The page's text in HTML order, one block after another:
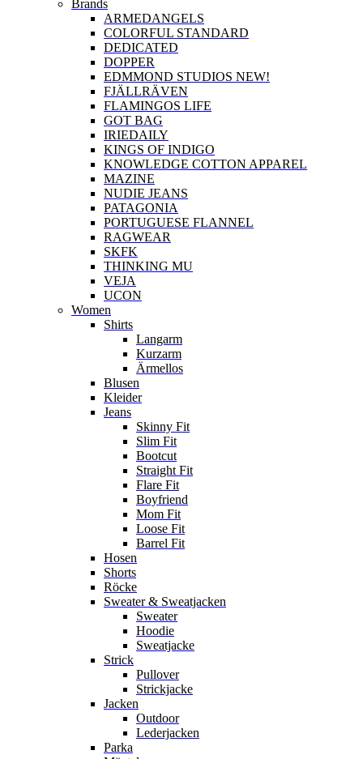
Brands
ARMEDANGELS
COLORFUL STANDARD
DEDICATED
DOPPER
EDMMOND STUDIOS NEW!
FJÄLLRÄVEN
FLAMINGOS LIFE
GOT BAG
IRIEDAILY
KINGS OF INDIGO
KNOWLEDGE COTTON APPAREL
MAZINE
NUDIE JEANS
PATAGONIA
PORTUGUESE FLANNEL
RAGWEAR
SKFK
THINKING MU
VEJA
UCON
Women
Shirts
Langarm
Kurzarm
Ärmellos
Blusen
Kleider
Jeans
Skinny Fit
Slim Fit
Bootcut
Straight Fit
Flare Fit
Boyfriend
Mom Fit
Loose Fit
Barrel Fit
Hosen
Shorts
Röcke
Sweater & Sweatjacken
Sweater
Hoodie
Sweatjacke
Strick
Pullover
Strickjacke
Jacken
Outdoor
Lederjacken
Parka